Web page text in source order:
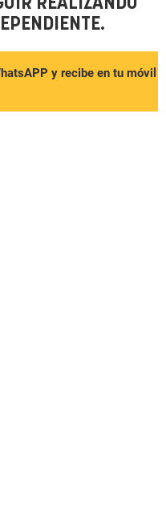
y recibe en tu móvil